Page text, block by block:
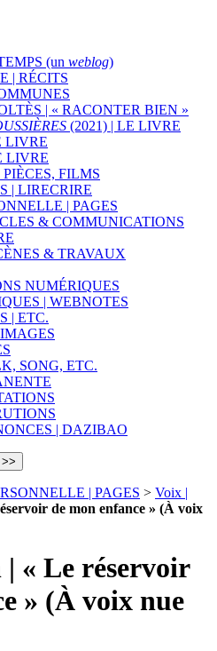
(un weblog)
| RÉCITS
| « RACONTER BIEN »
(2021) | LE LIVRE
LIVRE
LIVRE
FILMS
| LIRECRIRE
| PAGES
& COMMUNICATIONS
& TRAVAUX
NUMÉRIQUES
| WEBNOTES
| ETC.
SONG, ETC.
| DAZIBAO
| PAGES > Voix |
de mon enfance » (À voix
« Le réservoir
» (À voix nue